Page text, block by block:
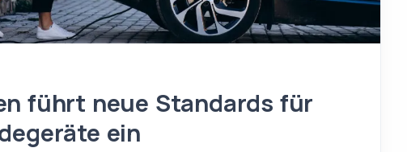
führt neue Standards für
ein